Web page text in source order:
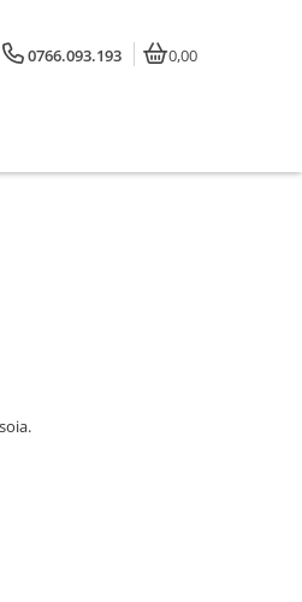
0766.093.193 0,00